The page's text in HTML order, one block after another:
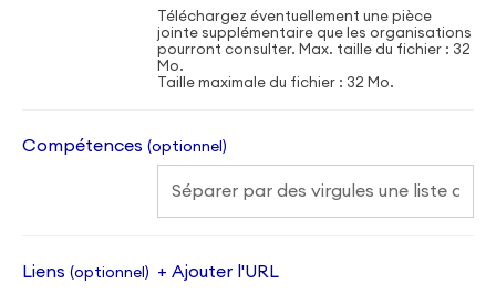
Téléchargez éventuellement une pièce
jointe supplémentaire que les organisations
pourront consulter. Max. taille du fichier : 32
Mo.
Taille maximale du fichier : 32 Mo.
Compétences (optionnel)
Liens (optionnel) + Ajouter l'URL